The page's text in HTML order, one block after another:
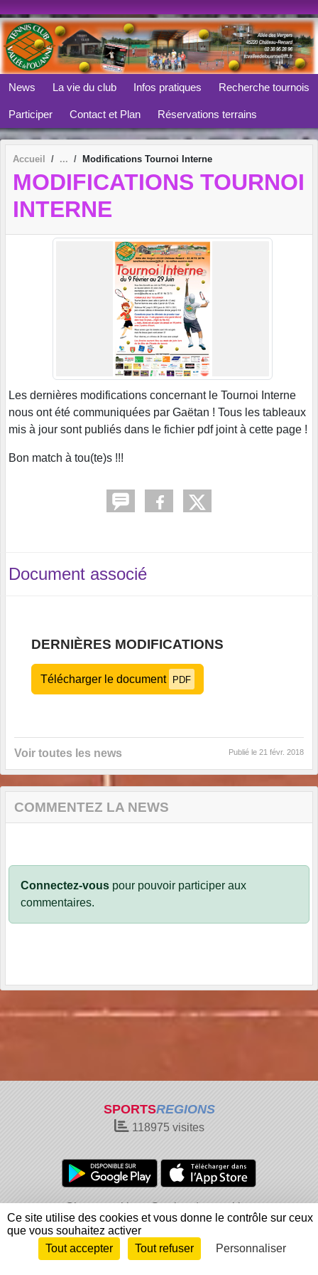
News La vie du club Infos pratiques Recherche tournois
Participer Contact et Plan Réservations terrains
Accueil Modifications Tournoi Interne
MODIFICATIONS TOURNOI
INTERNE
Les dernières modifications concernant le Tournoi Interne
nous ont été communiquées par Gaëtan ! Tous les tableaux
mis à jour sont publiés dans le fichier pdf joint à cette page !
Bon match à tou(te)s !!!
Document associé
DERNIÈRES MODIFICATIONS
Télécharger le document PDF
Voir toutes les news Publié le 21 févr. 2018
COMMENTEZ LA NEWS
Connectez-vous pour pouvoir participer aux
commentaires.
SPORTSREGIONS
118975 visites
Charte cookies
Gestion des cookies
Informations légales
Signaler un contenu inapproprié
Envie de participer ? Connexion
Ce site utilise des cookies et vous donne le contrôle sur ceux
que vous souhaitez activer
Tout accepter
Tout refuser Personnaliser